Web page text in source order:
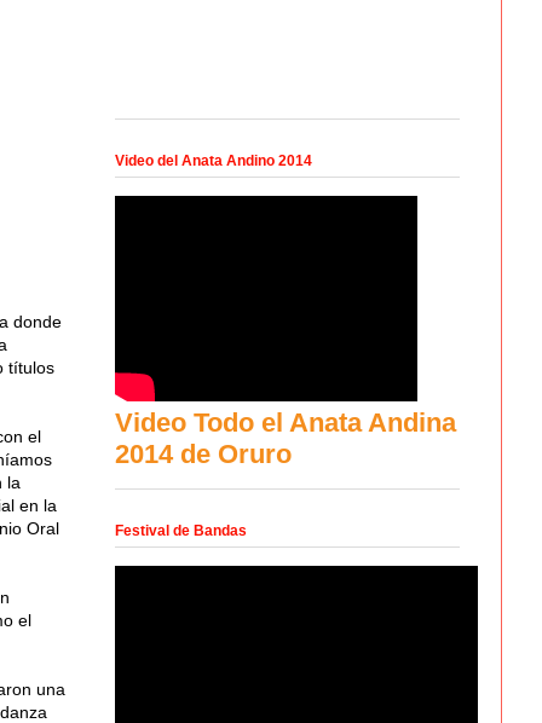
donde
títulos
el
la
en la
Oral
el
una
Video del Anata Andino 2014
Video Todo el Anata Andina
2014 de Oruro
Festival de Bandas